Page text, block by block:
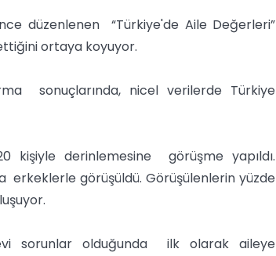
düzenlenen “Türkiye'de Aile Değerleri”
ortaya koyuyor.
sonuçlarında, nicel verilerde Türkiye
derinlemesine görüşme yapıldı.
erkeklerle görüşüldü. Görüşülenlerin yüzde
sorunlar olduğunda ilk olarak aileye